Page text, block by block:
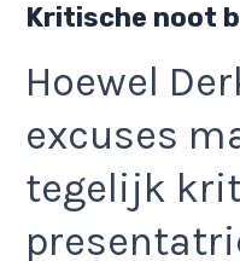
Kritische noot
Hoewel
excuses
tegelijk